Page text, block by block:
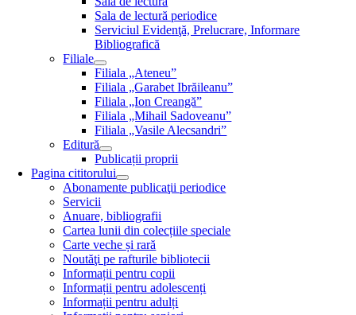
Sala de lectură periodice
Serviciul Evidenţă, Prelucrare, Informare
Bibliografică
Filiale
Filiala „Ateneu”
Filiala „Garabet Ibrăileanu”
Filiala „Ion Creangă”
Filiala „Mihail Sadoveanu”
Filiala „Vasile Alecsandri”
Editură
Publicații proprii
Pagina cititorului
Abonamente publicaţii periodice
Servicii
Anuare, bibliografii
Cartea lunii din colecțiile speciale
Carte veche și rară
Noutăţi pe rafturile bibliotecii
Informații pentru copii
Informații pentru adolescenți
Informații pentru adulți